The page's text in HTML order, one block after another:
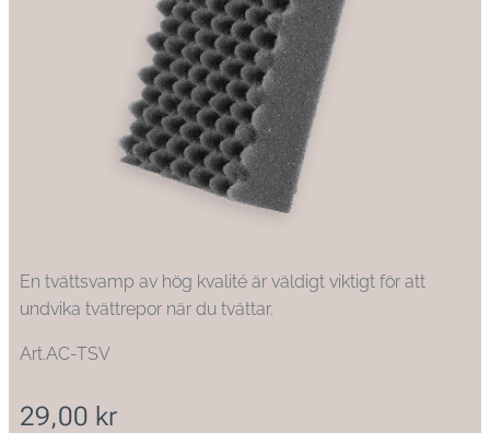
En tvättsvamp av hög kvalité är väldigt viktigt för att
undvika tvättrepor när du tvättar.
Art.AC-TSV
29,00 kr